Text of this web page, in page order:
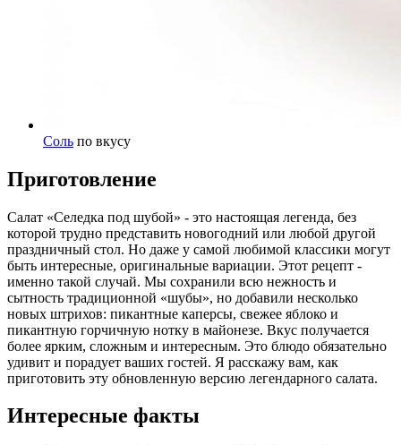
Соль по вкусу
Приготовление
Салат «Селедка под шубой» - это настоящая легенда, без
которой трудно представить новогодний или любой другой
праздничный стол. Но даже у самой любимой классики могут
быть интересные, оригинальные вариации. Этот рецепт -
именно такой случай. Мы сохранили всю нежность и
сытность традиционной «шубы», но добавили несколько
новых штрихов: пикантные каперсы, свежее яблоко и
пикантную горчичную нотку в майонезе. Вкус получается
более ярким, сложным и интересным. Это блюдо обязательно
удивит и порадует ваших гостей. Я расскажу вам, как
приготовить эту обновленную версию легендарного салата.
Интересные факты